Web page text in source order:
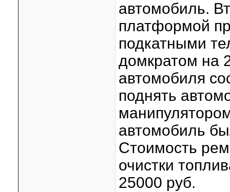
автомобиль.
платформой
подкатными
домкратом на
автомобиля
поднять
автомобиль
Стоимость
очистки
25000 руб.